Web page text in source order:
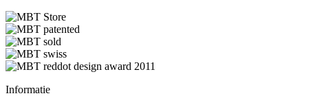
Informatie